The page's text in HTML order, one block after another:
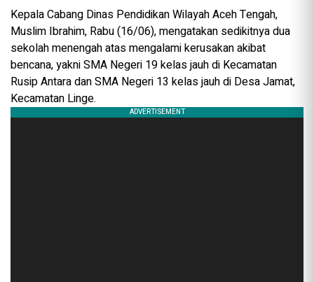
Kepala Cabang Dinas Pendidikan Wilayah Aceh Tengah,
Muslim Ibrahim, Rabu (16/06), mengatakan sedikitnya dua
sekolah menengah atas mengalami kerusakan akibat
bencana, yakni SMA Negeri 19 kelas jauh di Kecamatan
Rusip Antara dan SMA Negeri 13 kelas jauh di Desa Jamat,
Kecamatan Linge.